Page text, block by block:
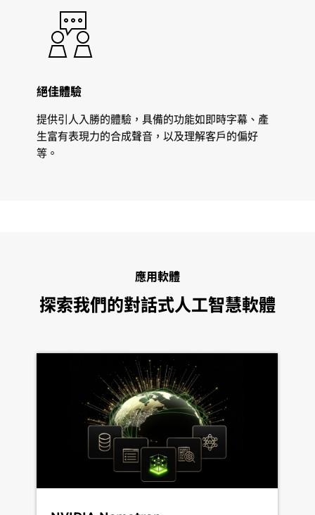
絕佳體驗
提供引人入勝的體驗，具備的功能如即時字幕、產
生富有表現力的合成聲音，以及理解客戶的偏好
等。
應用軟體
探索我們的對話式人工智慧軟體